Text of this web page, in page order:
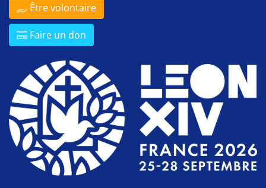
Être volontaire
Faire un don